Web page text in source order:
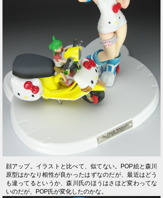
顔アップ。イラストと比べて、似てない。POP絵と森川
原型はかなり相性が良かったはずなのだが、最近はどう
も違ってるというか、森川氏のほうはさほど変わってな
いのだが、POP氏が変化したのかな。